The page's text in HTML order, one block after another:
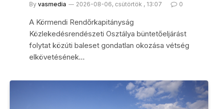
By vasmedia 2026-08-06, csütörtök , 13:07 0
A Körmendi Rendőrkapitányság
Közlekedésrendészeti Osztálya büntetőeljárást
folytat közúti baleset gondatlan okozása vétség
elkövetésének…